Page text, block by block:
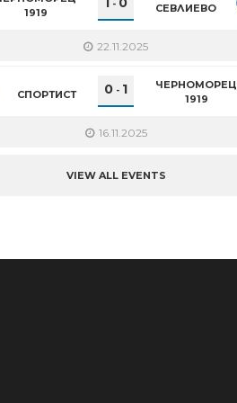
1919
- СЕВЛИЕВО
22.11.2025
СПОРТИСТ 0 - 1
ЧЕРНОМОРЕЦ
1919
16.11.2025
VIEW ALL EVENTS